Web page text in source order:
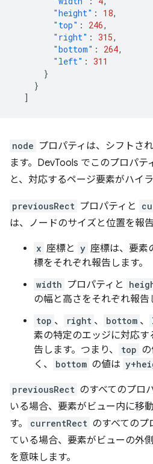
"height" : 18,
"top" : 246,
"right" : 315,
"bottom" : 264,
"left" : 311
}
}
]
node プロパティは、シフトさ
ます。DevTools でこのプロパテ
と、対応するページ要素がハイ
previousRect プロパティと
は、ノードのサイズと位置を報告
x 座標と y 座標は、要素
標をそれぞれ報告します。
width プロパティと
の幅と高さをそれぞれ報告
top 、 right 、 bottom 、
素の特定のエッジに対応
告します。つまり、
top
く、
bottom の値は
previousRect のすべてのプロ
いる場合、要素がビュー内に移
す。
currentRect のすべての
ている場合、要素がビューの外
を意味します。